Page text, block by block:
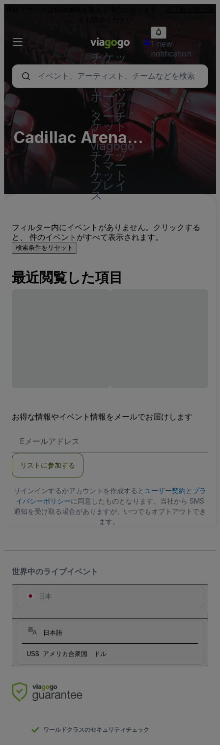
チケッ
ト - コ
ンサー
ト、ス
ポーツ
、シア
ターチ
ケット
|
viagogo
チケッ
トマー
ケット
プレイ
ス
1 new
notification
Cadillac Arena
(InActive)
フィルター内にイベントがありません。クリックする
と、 件のイベントがすべて表示されます。
検索条件をリセット
最近閲覧した項目
お得な情報やイベント情報をメールでお届けします
メ
ア
ス
リストに参加する
サインインするかアカウントを作成すると ユーザー契約と プラ
イバシーポリシーに同意したものとなります。当社から SMS
通知を受け取る場合がありますが、いつでもオプトアウトでき
ます。
世界中のライブイベント
日本
日本語
US$ アメリカ合衆国 ドル
ワールドクラスのセキュリティチェック